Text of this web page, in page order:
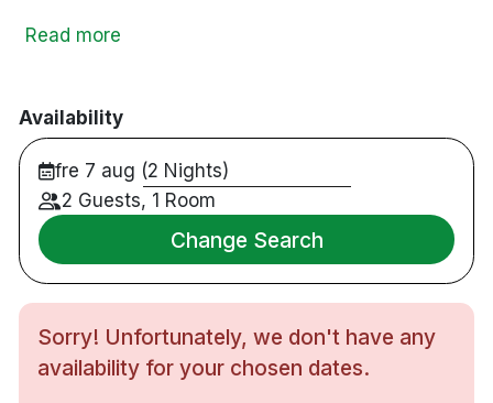
vistelse här ger mångfacetterade upplevelser.
själ genom den gemytliga spaavdelningen.
du även aktivera dig med allt från skidåkning till
tennis till mountainbike och lugna promenader i
vacker natur.Tillträde till Spa kan bokas via
receptionen mot en avgift.
75 rom
Badrum med dusch
Gratis WiFi
Read more
Availability
fre 7 aug (2 Nights)
2 Guests, 1 Room
Change Search
Sorry! Unfortunately, we don't have any
availability for your chosen dates.